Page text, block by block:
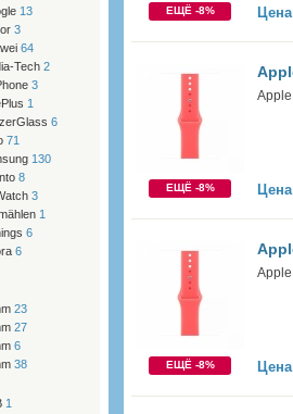
13
3
64
Tech 2
3
1
6
71
130
8
3
1
6
6
23
27
6
38
1
ЕЩЁ -8%
ЕЩЁ -8%
ЕЩЁ -8%